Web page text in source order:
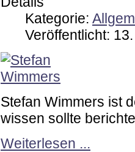
Kategorie:
Veröffentlicht:
Stefan Wimmers ist
wissen sollte
Weiterlesen ...